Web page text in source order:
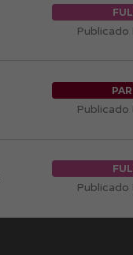
Publicado
Publicado
Publicado